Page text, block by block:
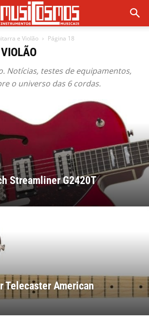
e Violão Página 18
Notícias, testes de equipamentos,
o universo das 6 cordas.
Streamliner G2420T
Telecaster American